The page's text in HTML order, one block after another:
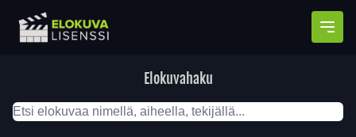
Elokuvahaku